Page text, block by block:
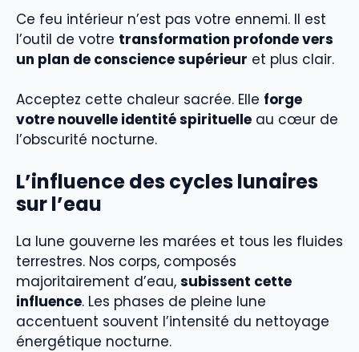
Ce feu intérieur n’est pas votre ennemi. Il est
l’outil de votre transformation profonde vers
un plan de conscience supérieur et plus clair.
Acceptez cette chaleur sacrée. Elle forge
votre nouvelle identité spirituelle au cœur de
l’obscurité nocturne.
L’influence des cycles lunaires
sur l’eau
La lune gouverne les marées et tous les fluides
terrestres. Nos corps, composés
majoritairement d’eau, subissent cette
influence. Les phases de pleine lune
accentuent souvent l’intensité du nettoyage
énergétique nocturne.